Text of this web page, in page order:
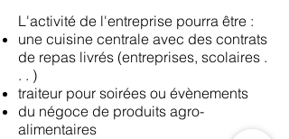
L'activité de l'entreprise pourra être :
une cuisine centrale avec des contrats
de repas livrés (entreprises, scolaires .
. . )
traiteur pour soirées ou évènements
du négoce de produits agro-
alimentaires